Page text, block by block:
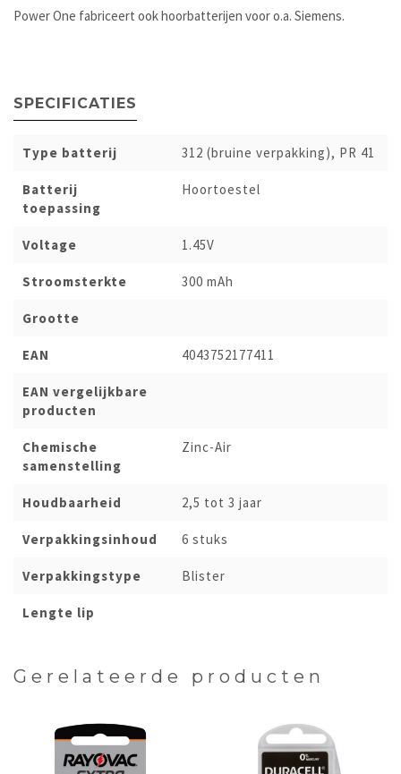
Power One fabriceert ook hoorbatterijen voor o.a. Siemens.
SPECIFICATIES
Type batterij 312 (bruine verpakking), PR 41
Batterij
toepassing
Hoortoestel
Voltage 1.45V
Stroomsterkte 300 mAh
Grootte
EAN 4043752177411
EAN vergelijkbare
producten
Chemische
samenstelling
Zinc-Air
Houdbaarheid 2,5 tot 3 jaar
Verpakkingsinhoud 6 stuks
Verpakkingstype Blister
Lengte lip
Gerelateerde producten